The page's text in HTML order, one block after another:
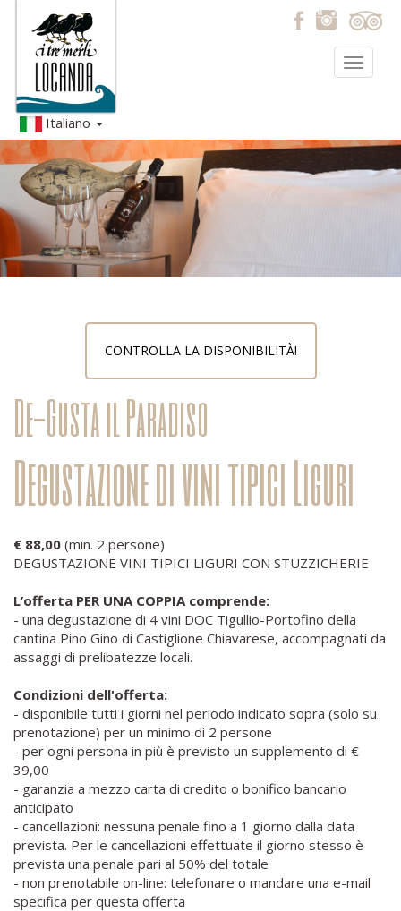
Toggle
Italiano
CONTROLLA LA DISPONIBILITÀ!
De-Gusta il Paradiso
Degustazione di vini tipici Liguri
€ 88,00 (min. 2 persone)
DEGUSTAZIONE VINI TIPICI LIGURI CON STUZZICHERIE
L’offerta PER UNA COPPIA comprende:
- una degustazione di 4 vini DOC Tigullio-Portofino della
cantina Pino Gino di Castiglione Chiavarese, accompagnati da
assaggi di prelibatezze locali.
Condizioni dell'offerta:
- disponibile tutti i giorni nel periodo indicato sopra (solo su
prenotazione) per un minimo di 2 persone
- per ogni persona in più è previsto un supplemento di €
39,00
- garanzia a mezzo carta di credito o bonifico bancario
anticipato
- cancellazioni: nessuna penale fino a 1 giorno dalla data
prevista. Per le cancellazioni effettuate il giorno stesso è
prevista una penale pari al 50% del totale
- non prenotabile on-line: telefonare o mandare una e-mail
specifica per questa offerta